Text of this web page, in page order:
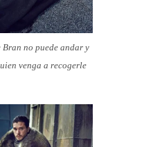
Bran no puede andar y
venga a recogerle